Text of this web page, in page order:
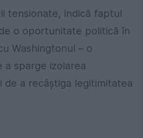
tensionate, indică faptul
o oportunitate politică în
Washingtonul – o
sparge izolarea
de a recâștiga legitimitatea